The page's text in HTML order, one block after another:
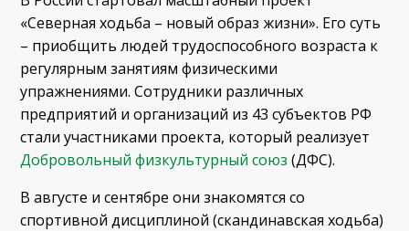
«Северная ходьба – новый образ жизни». Его суть
– приобщить людей трудоспособного возраста к
регулярным занятиям физическими
упражнениями. Сотрудники различных
предприятий и организаций из 43 субъектов РФ
стали участниками проекта, который реализует
Добровольный физкультурный союз (ДФС).
В августе и сентябре они знакомятся со
спортивной дисциплиной (скандинавская ходьба)